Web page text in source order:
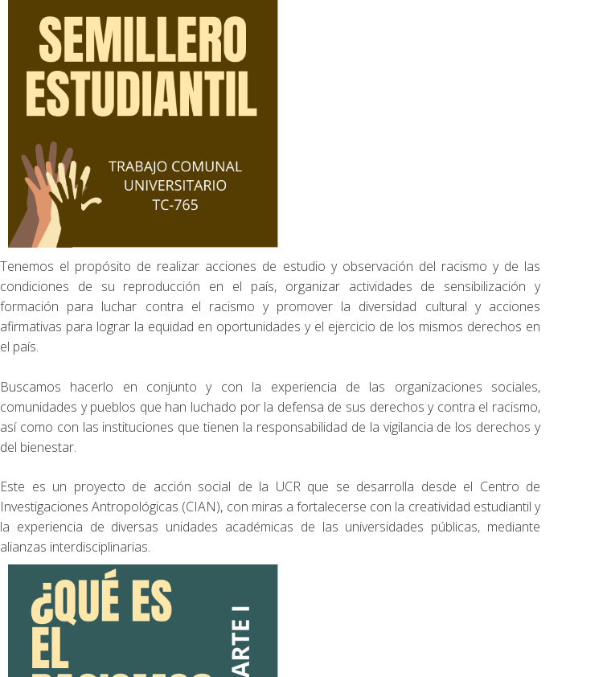
Tenemos el propósito de realizar acciones de estudio y observación del racismo y de las
condiciones de su reproducción en el país, organizar actividades de sensibilización y
formación para luchar contra el racismo y promover la diversidad cultural y acciones
afirmativas para lograr la equidad en oportunidades y el ejercicio de los mismos derechos en
el país.
Buscamos hacerlo en conjunto y con la experiencia de las organizaciones sociales,
comunidades y pueblos que han luchado por la defensa de sus derechos y contra el racismo,
así como con las instituciones que tienen la responsabilidad de la vigilancia de los derechos y
del bienestar.
Este es un proyecto de acción social de la UCR que se desarrolla desde el Centro de
Investigaciones Antropológicas (CIAN), con miras a fortalecerse con la creatividad estudiantil y
la experiencia de diversas unidades académicas de las universidades públicas, mediante
alianzas interdisciplinarias.